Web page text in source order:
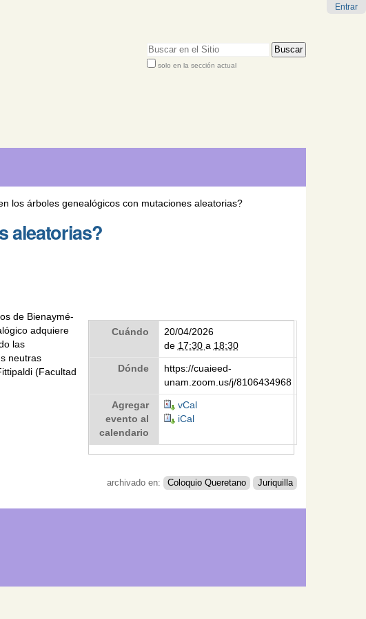
Entrar
Buscar
solo en la sección actual
los árboles genealógicos con mutaciones aleatorias?
aleatorias?
Cuándo
20/04/2026
de 17:30 a 18:30
Dónde
https://cuaieed-
unam.zoom.us/j/8106434968
Agregar
evento al
calendario
vCal
iCal
de Bienaymé-
adquiere
las
neutras
(Facultad
archivado en: Coloquio Queretano Juriquilla